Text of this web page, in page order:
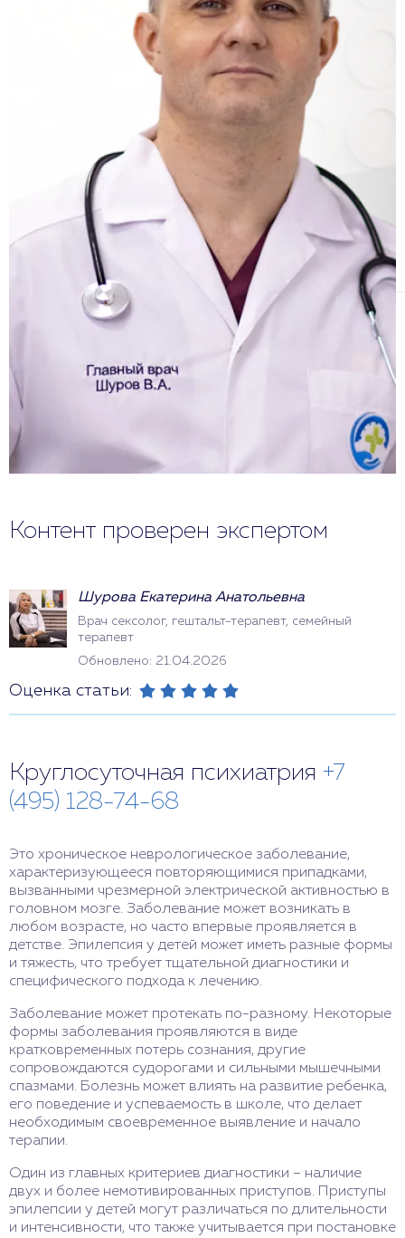
Контент проверен экспертом
Шурова Екатерина Анатольевна
Врач сексолог, гештальт-терапевт, семейный
терапевт
Обновлено: 21.04.2026
Оценка статьи:
Круглосуточная психиатрия +7
(495) 128-74-68
Это хроническое неврологическое заболевание,
характеризующееся повторяющимися припадками,
вызванными чрезмерной электрической активностью в
головном мозге. Заболевание может возникать в
любом возрасте, но часто впервые проявляется в
детстве. Эпилепсия у детей может иметь разные формы
и тяжесть, что требует тщательной диагностики и
специфического подхода к лечению.
Заболевание может протекать по-разному. Некоторые
формы заболевания проявляются в виде
кратковременных потерь сознания, другие
сопровождаются судорогами и сильными мышечными
спазмами. Болезнь может влиять на развитие ребенка,
его поведение и успеваемость в школе, что делает
необходимым своевременное выявление и начало
терапии.
Один из главных критериев диагностики – наличие
двух и более немотивированных приступов. Приступы
эпилепсии у детей могут различаться по длительности
и интенсивности, что также учитывается при постановке